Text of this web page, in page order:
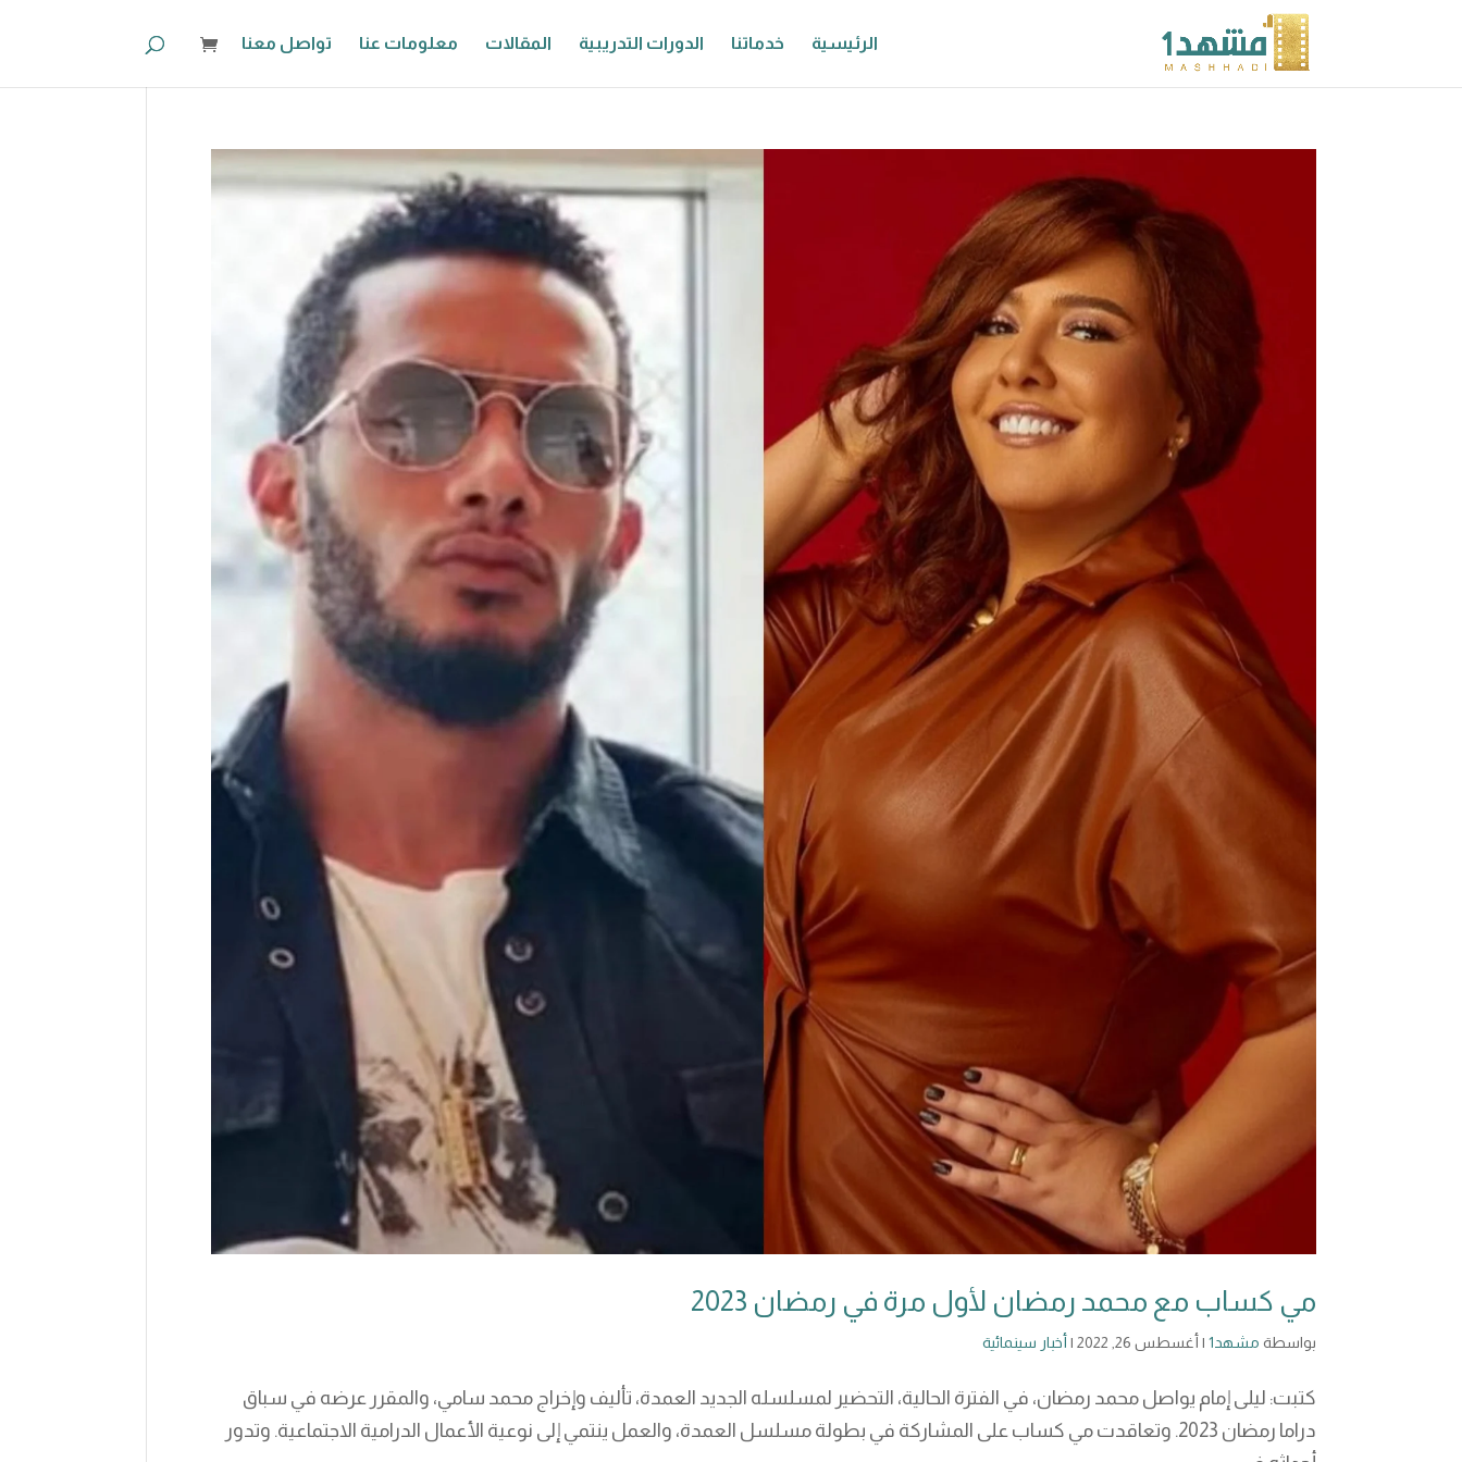
الرئيسية خدماتنا الدورات التدريبية المقالات معلومات عنا تواصل معنا
مي كساب مع محمد رمضان لأول مرة في رمضان 2023
بواسطة مشهد1 | أغسطس 26, 2022 | أخبار سينمائية
كتبت: ليلى إمام يواصل محمد رمضان، في الفترة الحالية، التحضير لمسلسله الجديد العمدة، تأليف وإخراج محمد سامي، والمقرر عرضه في سباق
دراما رمضان 2023. وتعاقدت مي كساب على المشاركة في بطولة مسلسل العمدة، والعمل ينتمي إلى نوعية الأعمال الدرامية الاجتماعية. وتدور